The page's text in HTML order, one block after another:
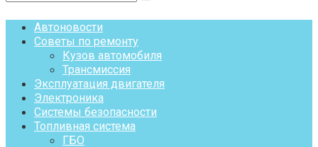
Автоновости
Советы по ремонту
Кузов автомобиля
Трансмиссия
Эксплуатация двигателя
Электроника
Системы безопасности
Топливная система
ГБО